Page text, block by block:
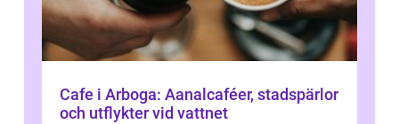
Cafe i Arboga: Aanalcaféer, stadspärlor
och utflykter vid vattnet